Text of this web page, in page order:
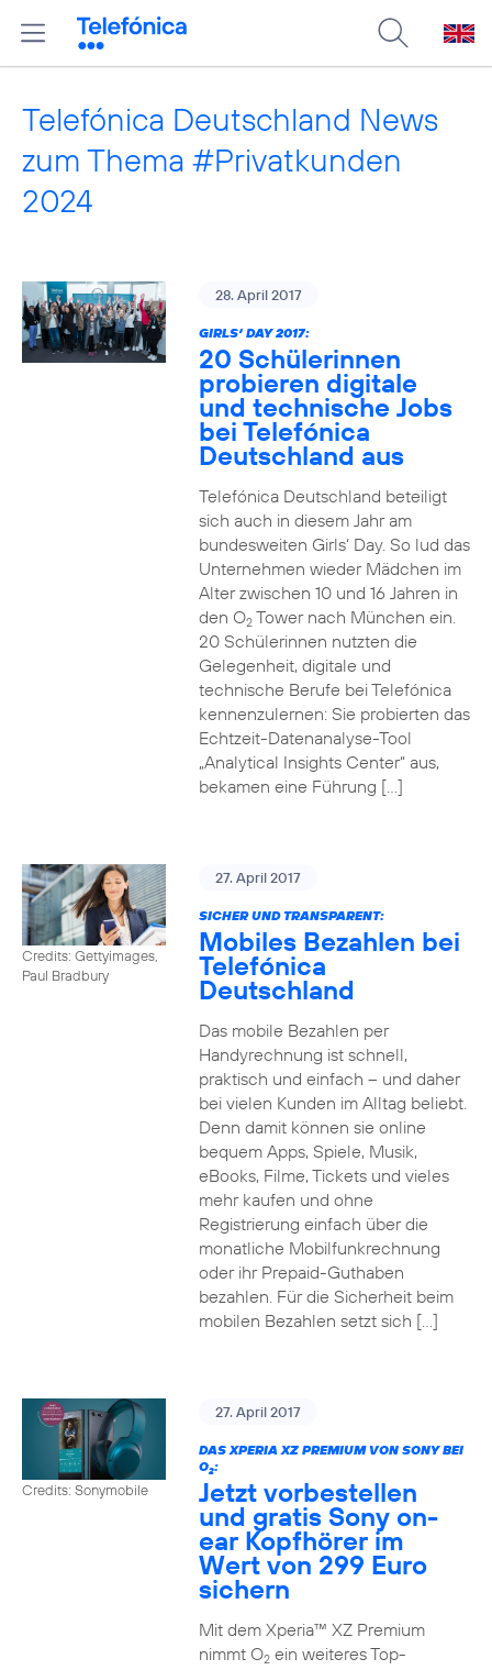
Telefónica Deutschland News
zum Thema #Privatkunden
2024
28. April 2017
GIRLS‘ DAY 2017:
20 Schülerinnen
probieren digitale
und technische Jobs
bei Telefónica
Deutschland aus
Telefónica Deutschland beteiligt
sich auch in diesem Jahr am
bundesweiten Girls‘ Day. So lud das
Unternehmen wieder Mädchen im
Alter zwischen 10 und 16 Jahren in
den O2Tower nach München ein.
20 Schülerinnen nutzten die
Gelegenheit, digitale und
technische Berufe bei Telefónica
kennenzulernen: Sie probierten das
Echtzeit-Datenanalyse-Tool
„Analytical Insights Center“ aus,
bekamen eine Führung […]
Credits: Gettyimages,
Paul Bradbury
27. April 2017
SICHER UND TRANSPARENT:
Mobiles Bezahlen bei
Telefónica
Deutschland
Das mobile Bezahlen per
Handyrechnung ist schnell,
praktisch und einfach – und daher
bei vielen Kunden im Alltag beliebt.
Denn damit können sie online
bequem Apps, Spiele, Musik,
eBooks, Filme, Tickets und vieles
mehr kaufen und ohne
Registrierung einfach über die
monatliche Mobilfunkrechnung
oder ihr Prepaid-Guthaben
bezahlen. Für die Sicherheit beim
mobilen Bezahlen setzt sich […]
Credits: Sonymobile
27. April 2017
DAS XPERIA XZ PREMIUM VON SONY BEI
O2:
Jetzt vorbestellen
und gratis Sony on-
ear Kopfhörer im
Wert von 299 Euro
sichern
Mit dem Xperia™ XZ Premium
nimmt O2ein weiteres Top-